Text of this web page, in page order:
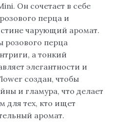
Он сочетает в себе
перца и
чарующий аромат.
розового перца
а тонкий
элегантности и
создан, чтобы
и гламура, что делает
для тех, кто ищет
аромат.